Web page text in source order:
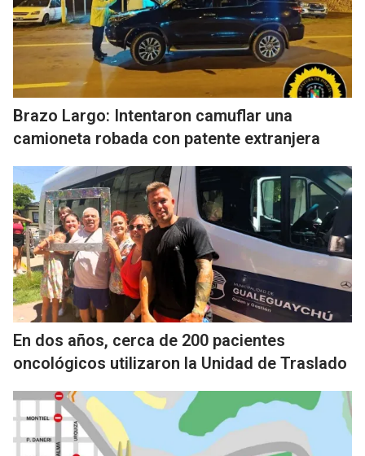
Brazo Largo: Intentaron camuflar una
camioneta robada con patente extranjera
En dos años, cerca de 200 pacientes
oncológicos utilizaron la Unidad de Traslado